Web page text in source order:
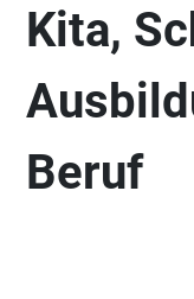
Kita,
Beruf